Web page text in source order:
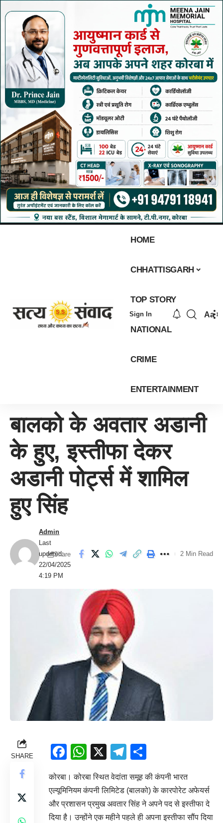
HOME
CHHATTISGARH
TOP STORY
NATIONAL
CRIME
ENTERTAINMENT
Sign In Aa
बालको के अवतार अडानी
के हुए, इस्तीफा देकर
अडानी पोर्ट्स में शामिल
हुए सिंह
Last
updated:
22/04/2025
4:19 PM
Admin
Share 2 Min Read
SHARE Facebook
WhatsApp
X Telegram
कोरबा। कोरबा स्थित वेदांता समूह की कंपनी भारत
एल्यूमिनियम कंपनी लिमिटेड (बालको) के कारपोरेट अफेयर्स
और प्रशासन प्रमुख अवतार सिंह ने अपने पद से इस्तीफा दे
दिया है। उन्होंने एक महीने पहले ही अपना इस्तीफा सौंप दिया